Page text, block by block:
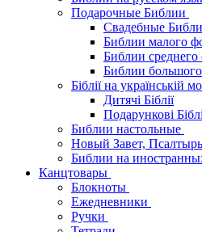
Подарочные Библии
Свадебные
Библии малого
Библии среднего
Библии
Біблії на українській
Дитячі Біблії
Подарункові
Библии настольные
Новый Завет,
Библии на
Канцтовары
Блокноты
Ежедневники
Ручки